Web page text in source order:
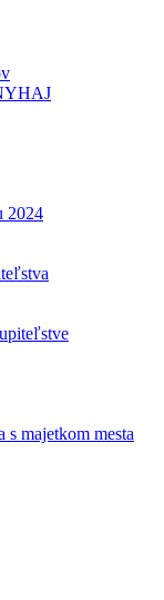
2024
s majetkom mesta